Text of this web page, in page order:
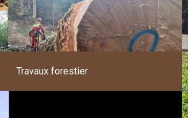
Travaux forestier